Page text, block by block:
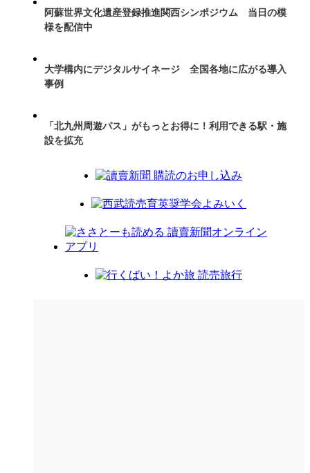
阿蘇世界文化遺産登録推進関西シンポジウム 当日の模
様を配信中
大学構内にデジタルサイネージ 全国各地に広がる導入
事例
「北九州周遊パス」がもっとお得に！利用できる駅・施
設を拡充